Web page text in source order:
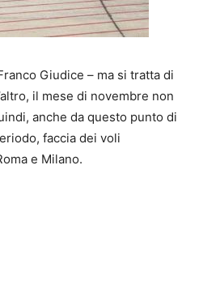
Giudice – ma si tratta di
il mese di novembre non
anche da questo punto di
faccia dei voli
e Milano.